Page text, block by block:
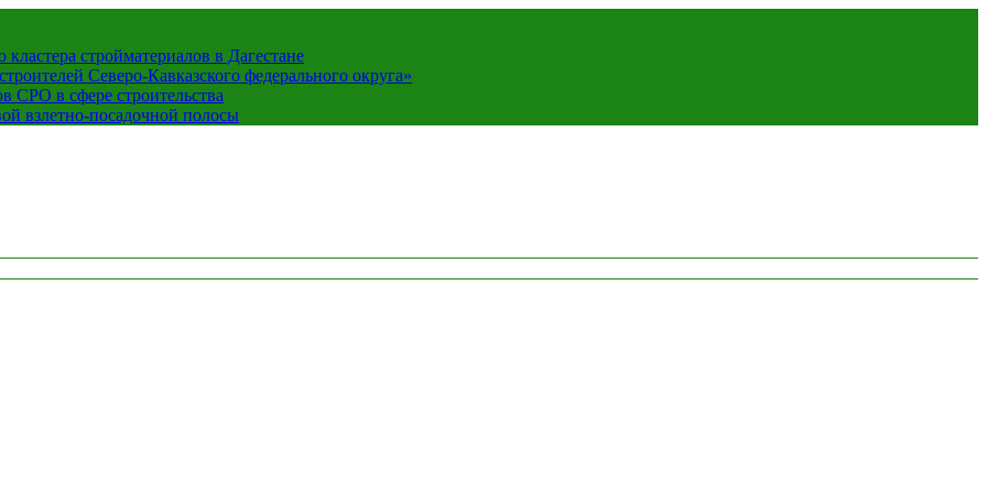
стройматериалов в Дагестане
Северо-Кавказского федерального округа»
СРО в сфере строительства
взлетно-посадочной полосы